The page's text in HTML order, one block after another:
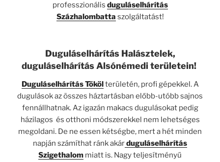
professzionális duguláselhárítás
Százhalombatta szolgáltatást!
Duguláselhárítás Halásztelek,
duguláselhárítás Alsónémedi területein!
Duguláselhárítás Tökölterületén, profi gépekkel. A
dugulások az összes háztartásban előbb-utóbb sajnos
fennállhatnak. Az igazán makacs dugulásokat pedig
házilagos és otthoni módszerekkel nem lehetséges
megoldani. De ne essen kétségbe, mert a hét minden
napján számíthat ránk akárduguláselhárítás
Szigethalom miatt is. Nagy teljesítményű